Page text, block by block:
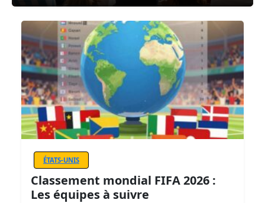
ÉTATS-UNIS
Classement mondial FIFA 2026 :
Les équipes à suivre